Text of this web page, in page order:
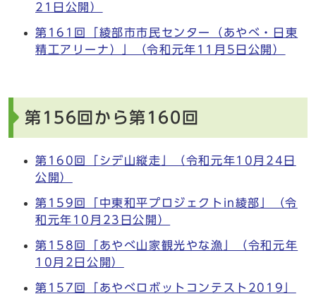
21日公開）
第161回「綾部市市民センター（あやべ・日東
精工アリーナ）」（令和元年11月5日公開）
第156回から第160回
第160回「シデ山縦走」（令和元年10月24日
公開）
第159回「中東和平プロジェクトin綾部」（令
和元年10月23日公開）
第158回「あやべ山家観光やな漁」（令和元年
10月2日公開）
第157回「あやべロボットコンテスト2019」